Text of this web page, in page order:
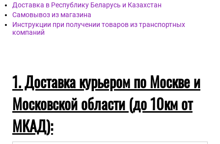
Доставка в Республику Беларусь и Казахстан
Самовывоз из магазина
Инструкции при получении товаров из транспортных
компаний
1. Доставка курьером по Москве и
Московской области (до 10км от
МКАД):